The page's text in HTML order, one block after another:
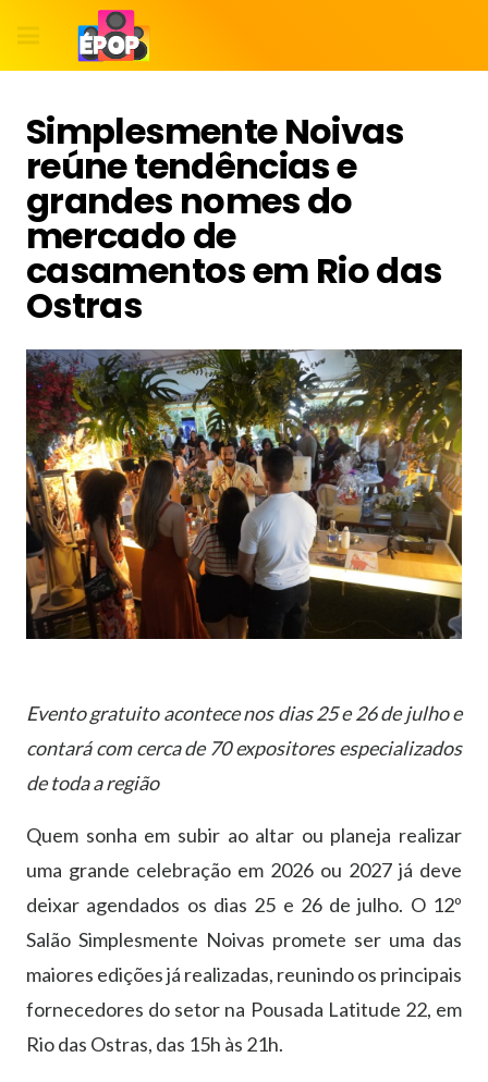
Simplesmente Noivas
reúne tendências e
grandes nomes do
mercado de
casamentos em Rio das
Ostras
Evento gratuito acontece nos dias 25 e 26 de julho e
contará com cerca de 70 expositores especializados
de toda a região
Quem sonha em subir ao altar ou planeja realizar
uma grande celebração em 2026 ou 2027 já deve
deixar agendados os dias 25 e 26 de julho. O 12º
Salão Simplesmente Noivas promete ser uma das
maiores edições já realizadas, reunindo os principais
fornecedores do setor na Pousada Latitude 22, em
Rio das Ostras, das 15h às 21h.